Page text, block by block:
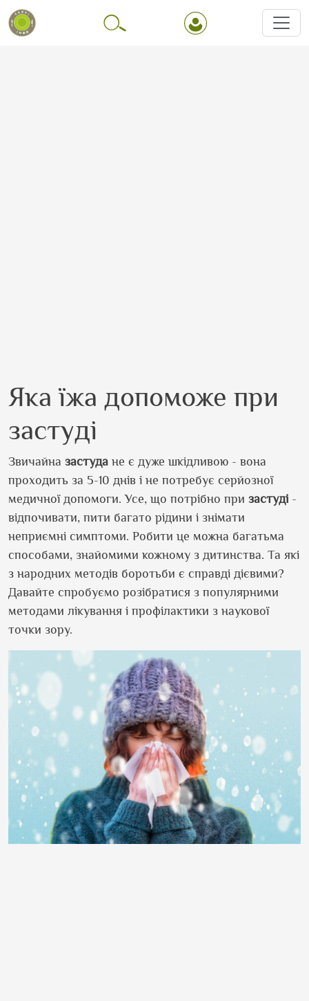
Яка їжа допоможе при
застуді
Звичайна застуда не є дуже шкідливою - вона
проходить за 5-10 днів і не потребує серйозної
медичної допомоги. Усе, що потрібно при застуді -
відпочивати, пити багато рідини і знімати
неприємні симптоми. Робити це можна багатьма
способами, знайомими кожному з дитинства. Та які
з народних методів боротьби є справді дієвими?
Давайте спробуємо розібратися з популярними
методами лікування і профілактики з наукової
точки зору.